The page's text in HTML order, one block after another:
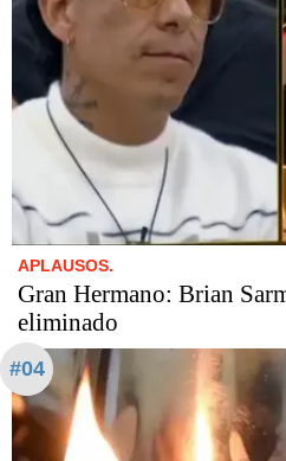
APLAUSOS.
Gran Hermano: Brian
eliminado
#04